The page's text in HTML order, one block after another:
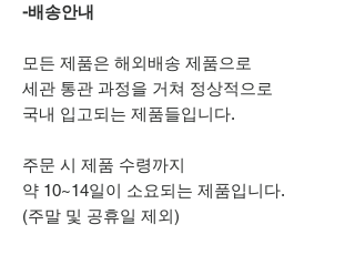
-배송안내
모든 제품은 해외배송 제품으로
세관 통관 과정을 거쳐 정상적으로
국내 입고되는 제품들입니다.
주문 시 제품 수령까지
약 10~14일이 소요되는 제품입니다.
(주말 및 공휴일 제외)